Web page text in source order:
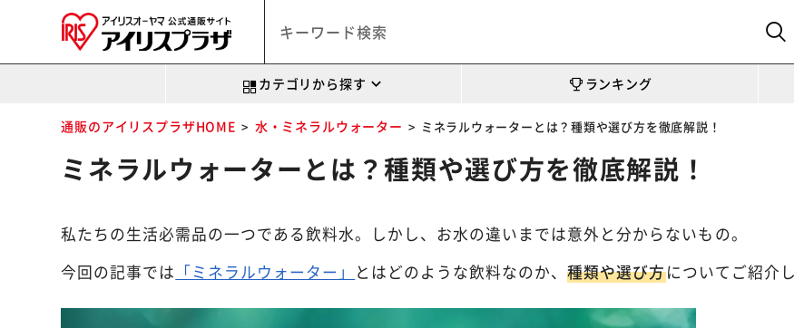
カテゴリから探す ランキング
通販のアイリスプラザHOME 水・ミネラルウォーター ミネラルウォーターとは？種類や選び方を徹底解説！
ミネラルウォーターとは？種類や選び方を徹底解説！
私たちの生活必需品の一つである飲料水。しかし、お水の違いまでは意外と分からないもの。
今回の記事では 「ミネラルウォーター」 とはどのような飲料なのか、種類や選び方についてご紹介